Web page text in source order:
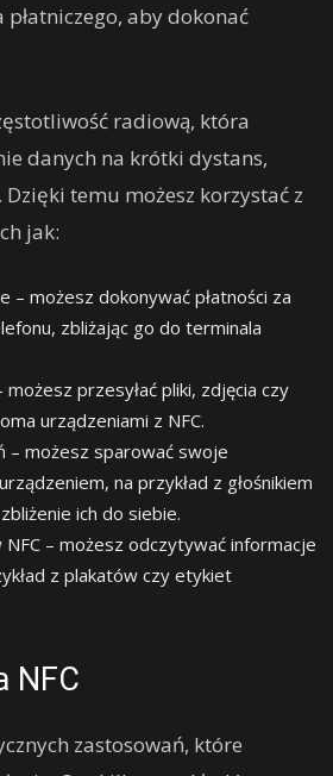
aby dokonać
radiową, która
danych na krótki dystans,
temu możesz korzystać z
jak:
– możesz dokonywać płatności za
zbliżając go do terminala
możesz przesyłać pliki, zdjęcia czy
urządzeniami z NFC.
– możesz sparować swoje
na przykład z głośnikiem
ich do siebie.
– możesz odczytywać informacje
z plakatów czy etykiet
NFC
zastosowań, które